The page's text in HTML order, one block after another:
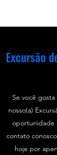
Excursão
Se você
nosso(a)
oportunidade
contato
hoje por